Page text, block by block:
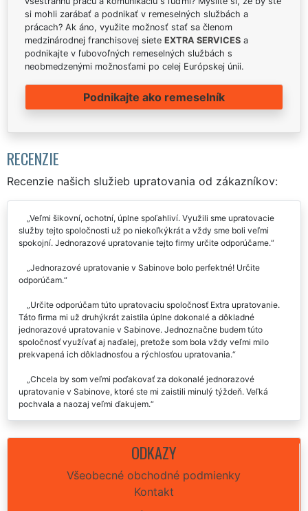
si mohli zarábať a podnikať v remeselných službách a
prácach? Ak áno, využite možnosť stať sa členom
medzinárodnej franchisovej siete EXTRA SERVICES a
podnikajte v ľubovoľných remeselných službách s
neobmedzenými možnosťami po celej Európskej únii.
Podnikajte ako remeselník
RECENZIE
Recenzie našich služieb upratovania od zákazníkov:
Veľmi šikovní, ochotní, úplne spoľahliví. Využili sme upratovacie
služby tejto spoločnosti už po niekoľkýkrát a vždy sme boli veľmi
spokojní. Jednorazové upratovanie tejto firmy určite odporúčame.
Jednorazové upratovanie v Sabinove bolo perfektné! Určite
odporúčam.
Určite odporúčam túto upratovaciu spoločnosť Extra upratovanie.
Táto firma mi už druhýkrát zaistila úplne dokonalé a dôkladné
jednorazové upratovanie v Sabinove. Jednoznačne budem túto
spoločnosť využívať aj naďalej, pretože som bola vždy veľmi milo
prekvapená ich dôkladnosťou a rýchlosťou upratovania.
Chcela by som veľmi poďakovať za dokonalé jednorazové
upratovanie v Sabinove, ktoré ste mi zaistili minulý týždeň. Veľká
pochvala a naozaj veľmi ďakujem.
ktoré ste nám zariaďovali. Určite vás budeme využívať aj naďalej.
upratovanie v Sabinove, ktoré sme si objednali. Boli sme veľmi
ODKAZY
Všeobecné obchodné podmienky
Kontakt